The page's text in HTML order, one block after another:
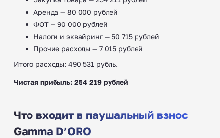
Аренда — 80 000 рублей
ФОТ — 90 000 рублей
Налоги и эквайринг — 50 715 рублей
Прочие расходы — 7 015 рублей
Итого расходы: 490 531 рубль.
Чистая прибыль: 254 219 рублей
Что входит в паушальный взнос
Gamma D’ORO